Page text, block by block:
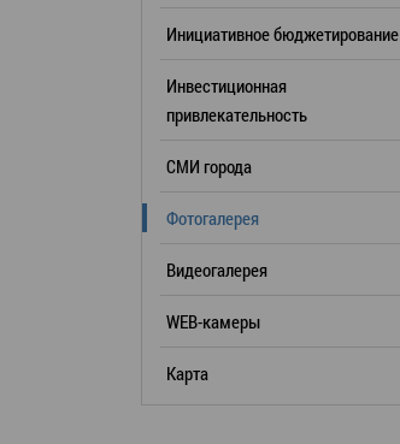
Инициативное бюджетирование
Инвестиционная
привлекательность
СМИ города
Фотогалерея
Видеогалерея
WEB-камеры
Карта